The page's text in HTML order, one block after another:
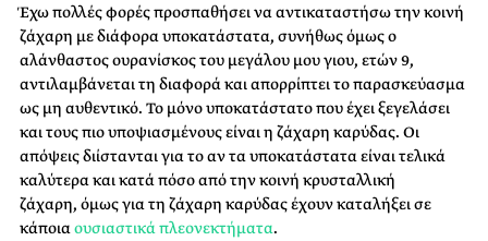
Έχω πολλές φορές προσπαθήσει να αντικαταστήσω την κοινή
ζάχαρη με διάφορα υποκατάστατα, συνήθως όμως ο
αλάνθαστος ουρανίσκος του μεγάλου μου γιου, ετών 9,
αντιλαμβάνεται τη διαφορά και απορρίπτει το παρασκεύασμα
ως μη αυθεντικό. Το μόνο υποκατάστατο που έχει ξεγελάσει
και τους πιο υποψιασμένους είναι η ζάχαρη καρύδας. Οι
απόψεις διίστανται για το αν τα υποκατάστατα είναι τελικά
καλύτερα και κατά πόσο από την κοινή κρυσταλλική
ζάχαρη, όμως για τη ζάχαρη καρύδας έχουν καταλήξει σε
κάποιαουσιαστικά πλεονεκτήματα.